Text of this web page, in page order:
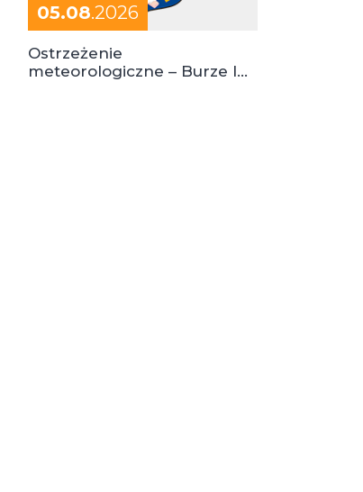
05.08.2026
Ostrzeżenie
meteorologiczne – Burze I